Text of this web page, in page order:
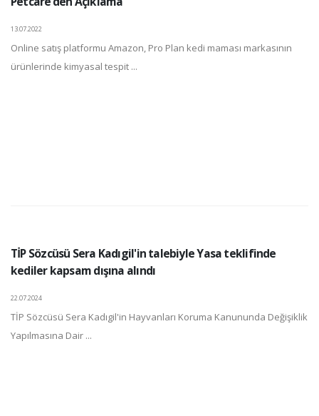
13.07.2022
Online satış platformu Amazon, Pro Plan kedi maması markasının
ürünlerinde kimyasal tespit ...
TİP Sözcüsü Sera Kadıgil'in talebiyle Yasa teklifinde
kediler kapsam dışına alındı
22.07.2024
TİP Sözcüsü Sera Kadıgil'in Hayvanları Koruma Kanununda Değişiklik
Yapılmasına Dair ...